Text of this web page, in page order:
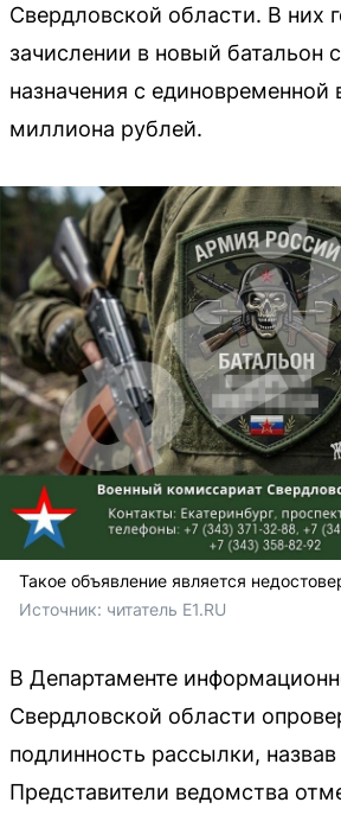
Свердловской области. В них
зачислении в новый батальон
назначения с единовременной
миллиона рублей.
Такое объявление является
Источник: читатель E1.RU
В Департаменте
Свердловской области
подлинность рассылки,
Представители ведомства